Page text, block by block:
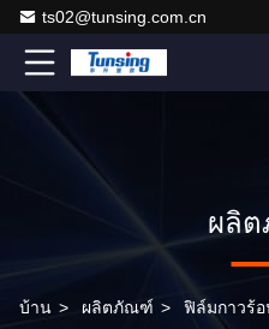
ts02@tunsing.com.cn
ผลิ
บ้าน > ผลิตภัณฑ์ > ฟิล์มกาวร้อ